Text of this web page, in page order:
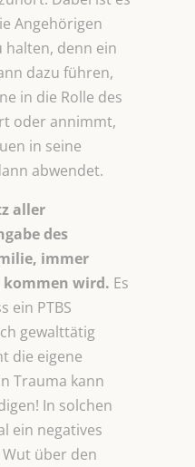
Angehörigen
halten, denn ein
dazu führen,
in die Rolle des
oder annimmt,
in seine
abwendet.
aller
des
immer
wird. Es
ein PTBS
gewalttätig
die eigene
Trauma kann
In solchen
ein negatives
über den